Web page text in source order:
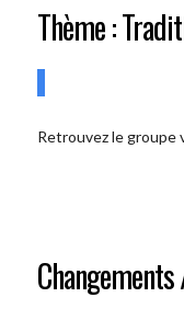
Thème :
Retrouvez le groupe